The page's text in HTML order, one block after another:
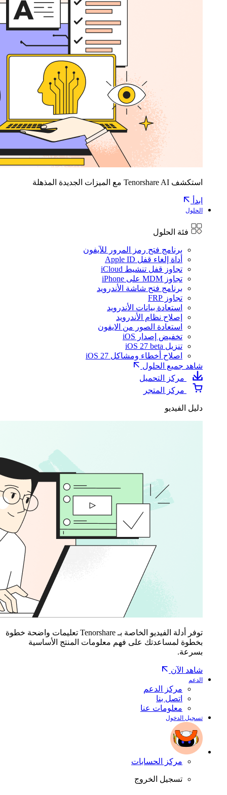
استكشف Tenorshare AI مع الميزات الجديدة المذهلة
ابدأ
الحلول
فئة الحلول
برنامج فتح رمز المرور للآيفون
أداة إلغاء قفل Apple ID
تجاوز قفل تنشيط iCloud
تجاوز MDM على iPhone
برنامج فتح شاشة الأندرويد
تجاوز FRP
استعادة بيانات الأندرويد
إصلاح نظام الأندرويد
استعادة الصور من الايفون
تخفيض إصدار iOS
تنزيل iOS 27 beta
اصلاح أخطاء ومشاكل iOS 27
شاهد جميع الحلول
مركز التحميل
مركز المتجر
دليل الفيديو
توفر أدلة الفيديو الخاصة بـ Tenorshare تعليمات واضحة خطوة
بخطوة لمساعدتك على فهم معلومات المنتج الأساسية
بسرعة.
شاهد الآن
الدعم
مركز الدعم
اتصل بنا
معلومات عنا
تسجيل الدخول
مركز الحسابات
تسجيل الخروج